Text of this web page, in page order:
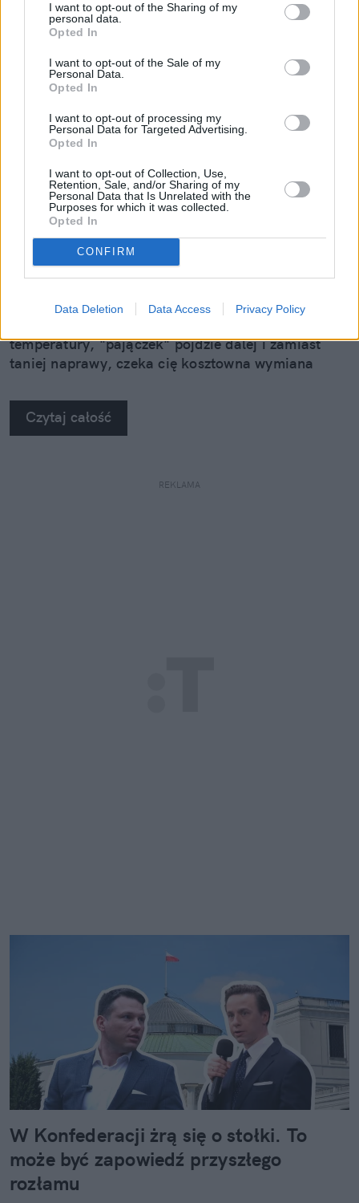
I want to opt-out of the Sharing of my
personal data.
Opted In
I want to opt-out of the Sale of my
Personal Data.
Opted In
I want to opt-out of processing my
Personal Data for Targeted Advertising.
Opted In
I want to opt-out of Collection, Use,
Retention, Sale, and/or Sharing of my
Personal Data that Is Unrelated with the
Purposes for which it was collected.
Opted In
CONFIRM
Data Deletion Data Access Privacy Policy
Mały odprysk to wielki problem.
Pojechałem sprawdzić, jak w 30 minut
uratować szybę (i portfel)
Wydaje ci się, że to tylko mała kropka na szkle? "E
tam, nie widać, pojeżdżę tak jeszcze sezon" – myśli
wielu z nas. Sam tak kiedyś myślałem, dopóki nie
mały odprysk na szybie to tykająca bomba. Gdy
temperatury, "pajączek" pójdzie dalej i zamiast
taniej naprawy, czeka cię kosztowna wymiana
na własne oczy zobaczyć, jak profesjonaliści radzą
sobie z takimi uszkodzeniami.
Czytaj całość
REKLAMA
W Konfederacji żrą się o stołki. To
może być zapowiedź przyszłego
rozłamu